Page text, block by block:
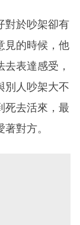
對於吵架卻有
見的時候，他
表達感受，
別人吵架大不
死去活來，最
對方。